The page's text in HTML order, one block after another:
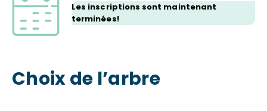
Les inscriptions sont maintenant
terminées!
Choix de l’arbre